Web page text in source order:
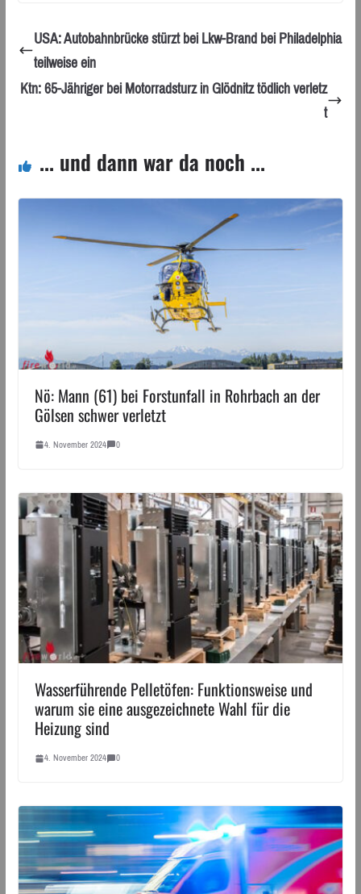
USA: Autobahnbrücke stürzt bei Lkw-Brand bei Philadelphia
teilweise ein
Ktn: 65-Jähriger bei Motorradsturz in Glödnitz tödlich verletz
t
... und dann war da noch ...
Nö: Mann (61) bei Forstunfall in Rohrbach an der
Gölsen schwer verletzt
4. November 2024 0
Wasserführende Pelletöfen: Funktionsweise und
warum sie eine ausgezeichnete Wahl für die
Heizung sind
4. November 2024 0